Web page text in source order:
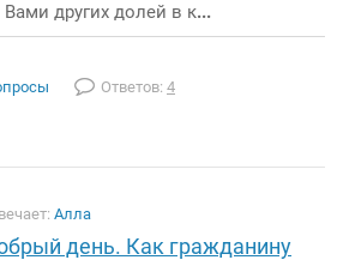
других долей в к...
Ответов: 4
Алла
день. Как гражданину